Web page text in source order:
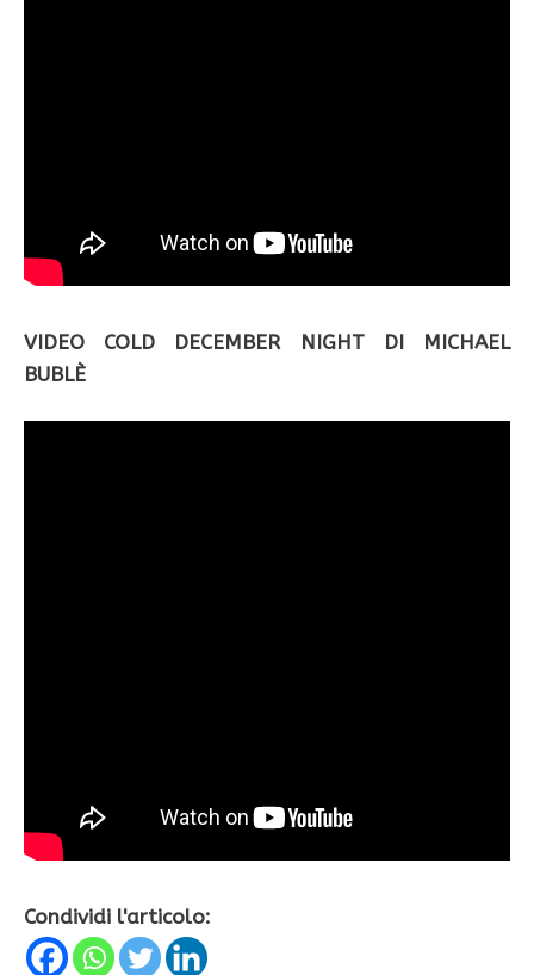
VIDEO COLD DECEMBER NIGHT DI MICHAEL
BUBLÈ
Condividi l'articolo: